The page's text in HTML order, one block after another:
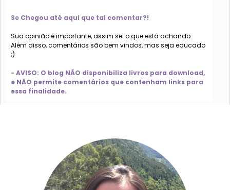
Se Chegou até aqui que tal comentar?!
Sua opinião é importante, assim sei o que está achando.
Além disso, comentários são bem vindos, mas seja educado
;)
- AVISO: O blog NÃO disponibiliza livros para download,
e NÃO permite comentários que contenham links para
essa finalidade.